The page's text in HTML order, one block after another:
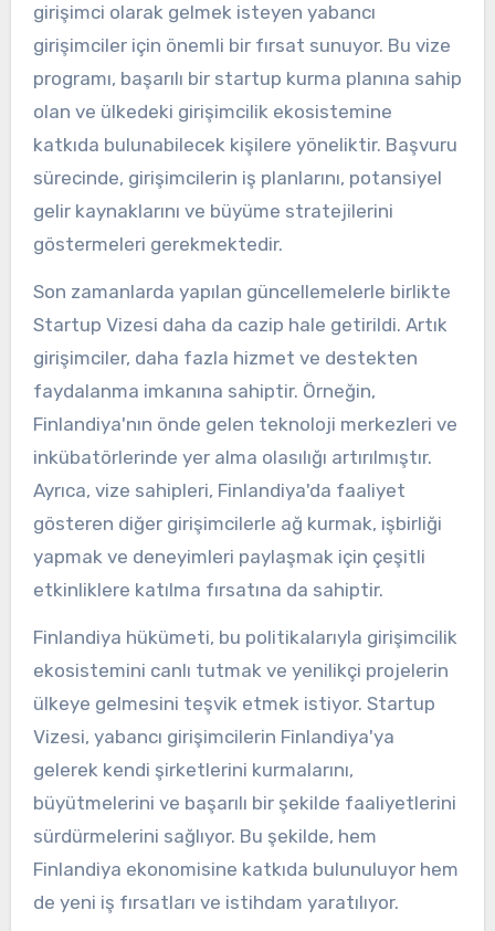
girişimci olarak gelmek isteyen yabancı
girişimciler için önemli bir fırsat sunuyor. Bu vize
programı, başarılı bir startup kurma planına sahip
olan ve ülkedeki girişimcilik ekosistemine
katkıda bulunabilecek kişilere yöneliktir. Başvuru
sürecinde, girişimcilerin iş planlarını, potansiyel
gelir kaynaklarını ve büyüme stratejilerini
göstermeleri gerekmektedir.
Son zamanlarda yapılan güncellemelerle birlikte
Startup Vizesi daha da cazip hale getirildi. Artık
girişimciler, daha fazla hizmet ve destekten
faydalanma imkanına sahiptir. Örneğin,
Finlandiya'nın önde gelen teknoloji merkezleri ve
inkübatörlerinde yer alma olasılığı artırılmıştır.
Ayrıca, vize sahipleri, Finlandiya'da faaliyet
gösteren diğer girişimcilerle ağ kurmak, işbirliği
yapmak ve deneyimleri paylaşmak için çeşitli
etkinliklere katılma fırsatına da sahiptir.
Finlandiya hükümeti, bu politikalarıyla girişimcilik
ekosistemini canlı tutmak ve yenilikçi projelerin
ülkeye gelmesini teşvik etmek istiyor. Startup
Vizesi, yabancı girişimcilerin Finlandiya'ya
gelerek kendi şirketlerini kurmalarını,
büyütmelerini ve başarılı bir şekilde faaliyetlerini
sürdürmelerini sağlıyor. Bu şekilde, hem
Finlandiya ekonomisine katkıda bulunuluyor hem
de yeni iş fırsatları ve istihdam yaratılıyor.